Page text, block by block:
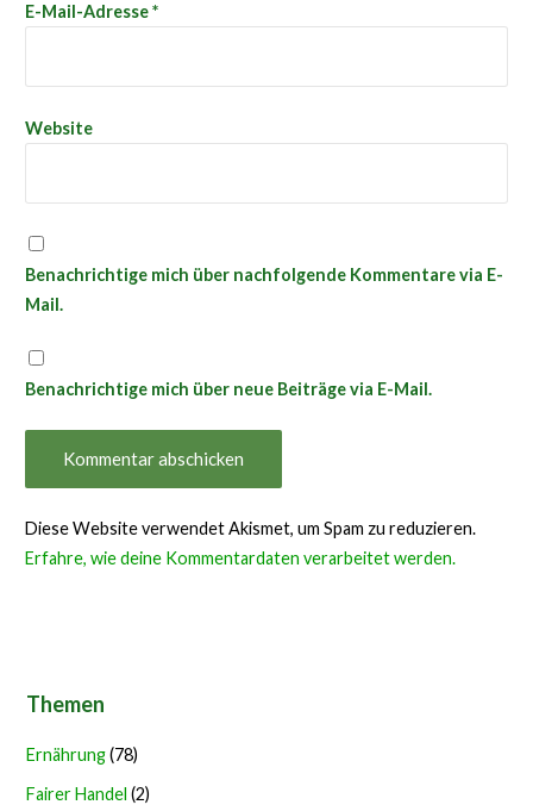
E-Mail-Adresse*
Website
Benachrichtige mich über nachfolgende Kommentare via E-
Mail.
Benachrichtige mich über neue Beiträge via E-Mail.
Diese Website verwendet Akismet, um Spam zu reduzieren.
Erfahre, wie deine Kommentardaten verarbeitet werden.
Themen
Ernährung(78)
Fairer Handel (2)